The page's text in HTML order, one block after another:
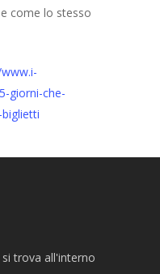
come lo stesso
giorni-che-
si trova all'interno